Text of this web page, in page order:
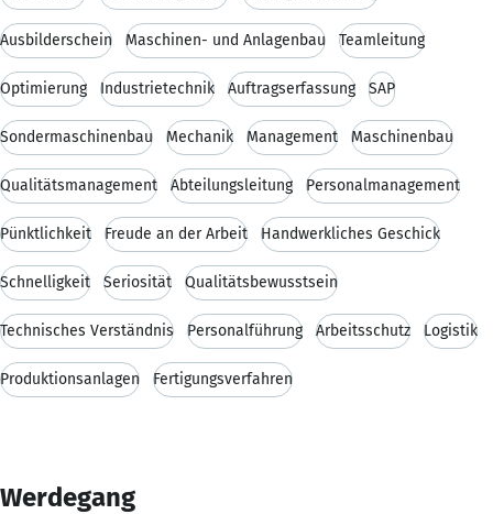
Ausbilderschein Maschinen- und Anlagenbau Teamleitung
Optimierung Industrietechnik Auftragserfassung SAP
Sondermaschinenbau Mechanik Management Maschinenbau
Qualitätsmanagement Abteilungsleitung Personalmanagement
Pünktlichkeit Freude an der Arbeit Handwerkliches Geschick
Schnelligkeit Seriosität Qualitätsbewusstsein
Technisches Verständnis Personalführung Arbeitsschutz Logistik
Produktionsanlagen Fertigungsverfahren
Werdegang